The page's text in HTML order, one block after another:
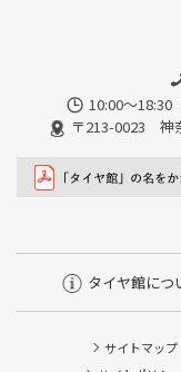
10:00～18:30
〒213-0023 神
タイヤ館につ
サイトマップ